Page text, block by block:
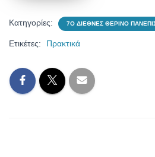
Κατηγορίες: 7Ο ΔΙΕΘΝΈΣ ΘΕΡΙΝΌ
Ετικέτες: Πρακτικά